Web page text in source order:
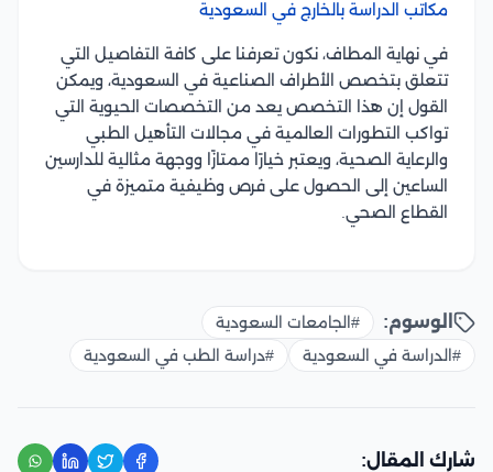
مكاتب الدراسة بالخارج في السعودية
في نهاية المطاف، نكون تعرفنا على كافة التفاصيل التي
تتعلق بتخصص الأطراف الصناعية في السعودية، ويمكن
القول إن هذا التخصص يعد من التخصصات الحيوية التي
تواكب التطورات العالمية في مجالات التأهيل الطبي
والرعاية الصحية، ويعتبر خيارًا ممتازًا ووجهة مثالية للدارسين
الساعين إلى الحصول على فرص وظيفية متميزة في
القطاع الصحي.
الوسوم:
#الجامعات السعودية
#الدراسة في السعودية
#دراسة الطب في السعودية
شارك المقال: